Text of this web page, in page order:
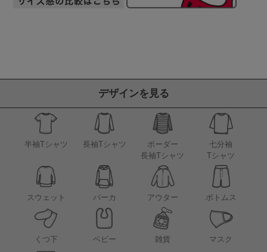
デザインを見る
半袖Tシャツ 長袖Tシャツ
ボーダー
長袖Tシャツ
七分袖
Tシャツ
スウェット パーカ アウター ボトムス
くつ下 ベビー 雑貨 マスク